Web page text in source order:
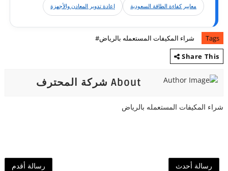
معايير كفاءة الطاقة السعودية إعادة تدوير المعادن والأجهزة
Tags
شراء المكيفات المستعمله بالرياض#
Share This
About شركة المحترف
شراء المكيفات المستعمله بالرياض
رسالة أحدث رسالة أقدم